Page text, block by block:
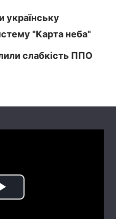
українську
"Карта неба"
слабкість ППО